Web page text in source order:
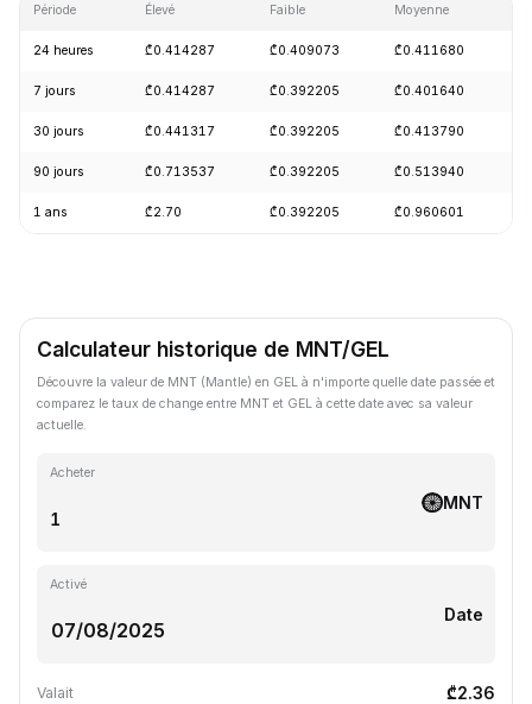
Période Élevé Faible Moyenne
24 heures ₾0.414287 ₾0.409073 ₾0.411680
7 jours ₾0.414287 ₾0.392205 ₾0.401640
30 jours ₾0.441317 ₾0.392205 ₾0.413790
90 jours ₾0.713537 ₾0.392205 ₾0.513940
1 ans ₾2.70 ₾0.392205 ₾0.960601
Calculateur historique de MNT/GEL
Découvre la valeur de MNT (Mantle) en GEL à n'importe quelle date passée et
comparez le taux de change entre MNT et GEL à cette date avec sa valeur
actuelle.
Acheter
MNT
Activé
Date
Valait ₾2.36